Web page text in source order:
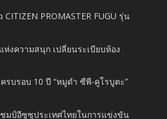
PROMASTER FUGU รุ่น
งความสนุก เปลี่ยนระเบียบห้อง
รบรอบ 10 ปี “หมูดำ ซีพี-คูโรบูตะ”
มป์อีซูซุประเทศไทยในการแข่งขัน